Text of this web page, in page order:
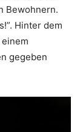
Bewohnern.
Hinter dem
gegeben